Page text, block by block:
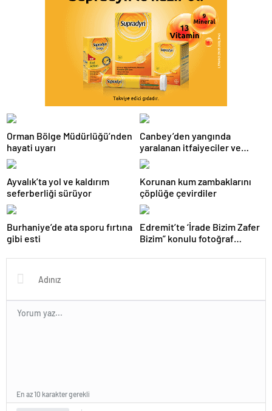
Orman Bölge Müdürlüğü’nden
hayati uyarı
Canbey’den yangında
yaralanan itfaiyeciler ve
gazeteciye ziyaret
Ayvalık’ta yol ve kaldırım
seferberliği sürüyor
Korunan kum zambaklarını
çöplüğe çevirdiler
Burhaniye’de ata sporu fırtına
gibi esti
Edremit’te ‘İrade Bizim Zafer
Bizim” konulu fotoğraf
En az 10 karakter gerekli